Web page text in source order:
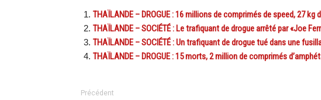
THAÏLANDE – DROGUE : 16 millions de comprimés de speed, 27 kg
THAÏLANDE – SOCIÉTÉ : Le trafiquant de drogue arrêté par «Joe
THAÏLANDE – SOCIÉTÉ : Un trafiquant de drogue tué dans une
THAÏLANDE – DROGUE : 15 morts, 2 million de comprimés
Précédent